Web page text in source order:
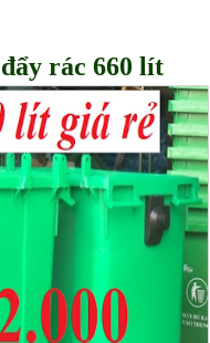
rác 660 lít